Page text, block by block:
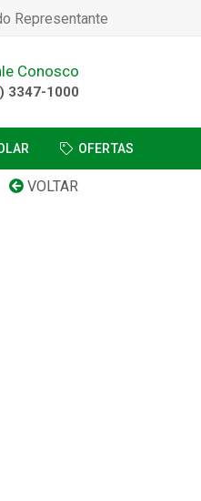
Representante
Conosco
3347-1000
OFERTAS
VOLTAR